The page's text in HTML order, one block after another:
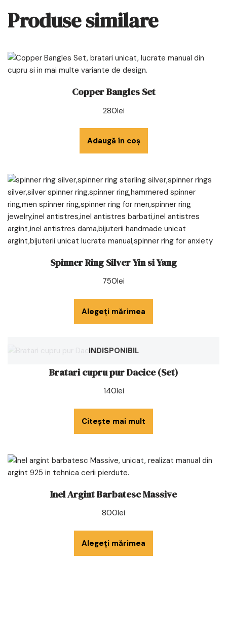
Produse similare
Copper Bangles Set
280lei
Adaugă în coș
Spinner Ring Silver Yin si Yang
750lei
Alegeți mărimea
INDISPONIBIL
Bratari cupru pur Dacice (Set)
140lei
Citește mai mult
Inel Argint Barbatesc Massive
800lei
Alegeți mărimea